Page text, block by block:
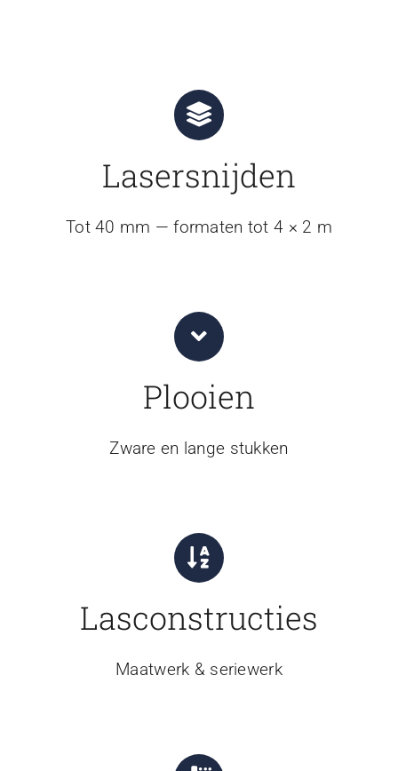
Lasersnijden
Tot 40 mm — formaten tot 4 × 2 m
Plooien
Zware en lange stukken
Lasconstructies
Maatwerk & seriewerk